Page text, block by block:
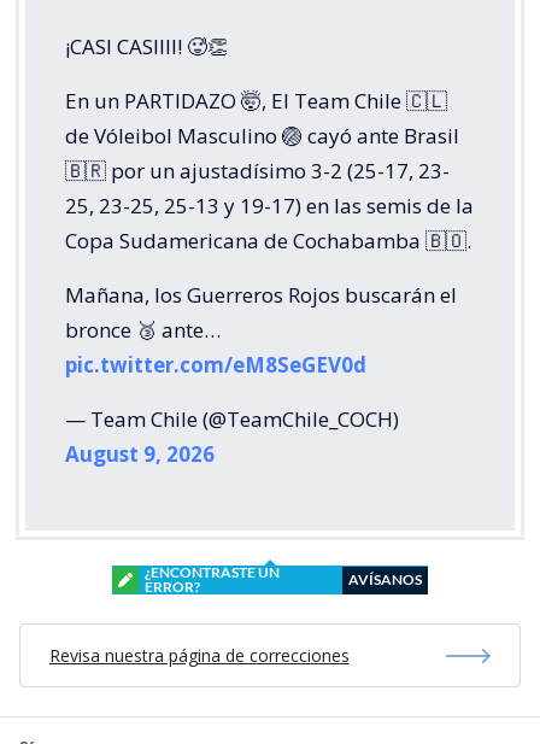
¡CASI CASIIII! 🥵👏
En un PARTIDAZO 🤯, El Team Chile 🇨🇱
de Vóleibol Masculino 🏐 cayó ante Brasil
🇧🇷 por un ajustadísimo 3-2 (25-17, 23-
25, 23-25, 25-13 y 19-17) en las semis de la
Copa Sudamericana de Cochabamba 🇧🇴.
Mañana, los Guerreros Rojos buscarán el
bronce 🥉 ante…
pic.twitter.com/eM8SeGEV0d
— Team Chile (@TeamChile_COCH)
August 9, 2026
¿ENCONTRASTE UN
ERROR?
AVÍSANOS
Revisa nuestra página de correcciones